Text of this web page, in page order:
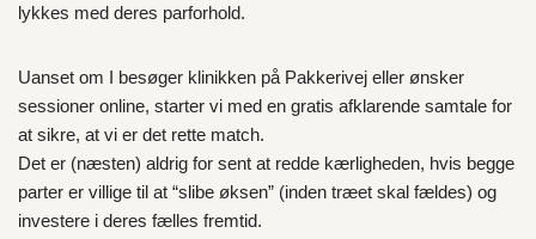
lykkes med deres parforhold.
Uanset om I besøger klinikken på Pakkerivej eller ønsker
sessioner online, starter vi med en gratis afklarende samtale for
at sikre, at vi er det rette match.
Det er (næsten) aldrig for sent at redde kærligheden, hvis begge
parter er villige til at “slibe øksen” (inden træet skal fældes) og
investere i deres fælles fremtid.